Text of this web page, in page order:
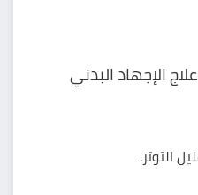
الإجهاد البدني
التوتر.